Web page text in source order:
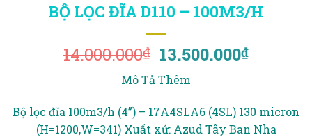
BỘ LỌC ĐĨA D110 – 100M3/H
14.000.000₫ Giá
gốc
là:
14.000.000₫.
13.500.000₫Giá
là:
Mô Tả Thêm
Bộ lọc đĩa 100m3/h (4”) – 17A4SLA6 (4SL) 130 micron
(H=1200,W=341) Xuất xứ: Azud Tây Ban Nha